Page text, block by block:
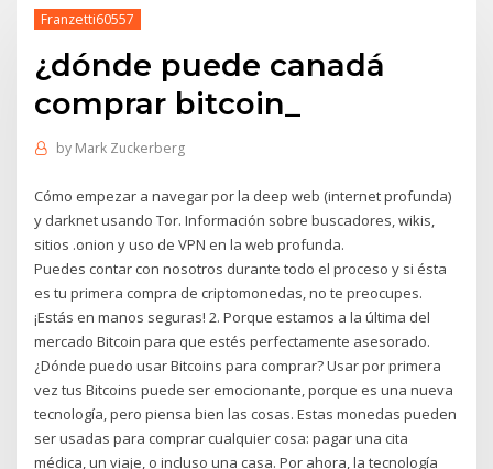
Franzetti60557
¿dónde puede canadá
comprar bitcoin_
by Mark Zuckerberg
Cómo empezar a navegar por la deep web (internet profunda)
y darknet usando Tor. Información sobre buscadores, wikis,
sitios .onion y uso de VPN en la web profunda.
Puedes contar con nosotros durante todo el proceso y si ésta
es tu primera compra de criptomonedas, no te preocupes.
¡Estás en manos seguras! 2. Porque estamos a la última del
mercado Bitcoin para que estés perfectamente asesorado.
¿Dónde puedo usar Bitcoins para comprar? Usar por primera
vez tus Bitcoins puede ser emocionante, porque es una nueva
tecnología, pero piensa bien las cosas. Estas monedas pueden
ser usadas para comprar cualquier cosa: pagar una cita
médica, un viaje, o incluso una casa. Por ahora, la tecnología